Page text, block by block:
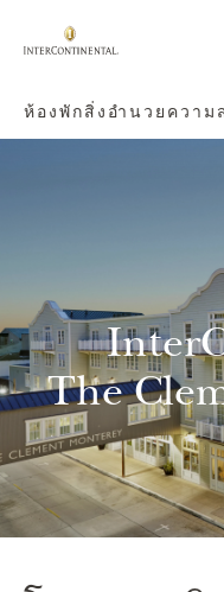
ห้องพักสิ่งอำนวยความ
The